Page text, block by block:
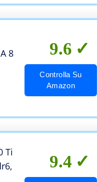
8
9.6
Controlla Su
Amazon
Ti
9.4